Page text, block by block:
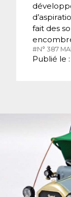
fait des
#N° 387
Publié le